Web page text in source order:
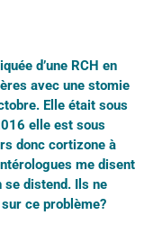
d’une RCH en
avec une stomie
Elle était sous
elle est sous
donc cortizone à
me disent
se distend. Ils ne
ce problème?